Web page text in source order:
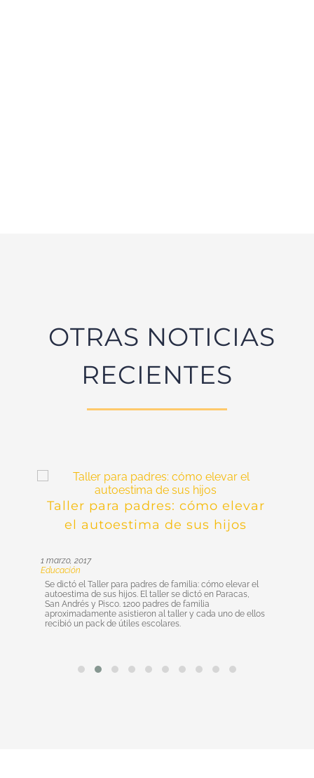
OTRAS NOTICIAS
RECIENTES
Taller para padres: cómo elevar
el autoestima de sus hijos
1 marzo, 2017
Educación
Se dictó el Taller para padres de familia: cómo elevar el
autoestima de sus hijos. El taller se dictó en Paracas,
San Andrés y Pisco. 1200 padres de familia
aproximadamente asistieron al taller y cada uno de ellos
recibió un pack de útiles escolares.